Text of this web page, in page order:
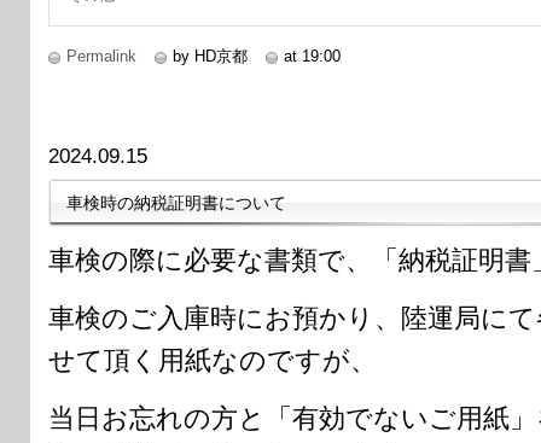
Permalink by HD京都 at 19:00
2024.09.15
車検時の納税証明書について
車検の際に必要な書類で、「納税証明
車検のご入庫時にお預かり、陸運局に
せて頂く用紙なのですが、
当日お忘れの方と「有効でないご用紙